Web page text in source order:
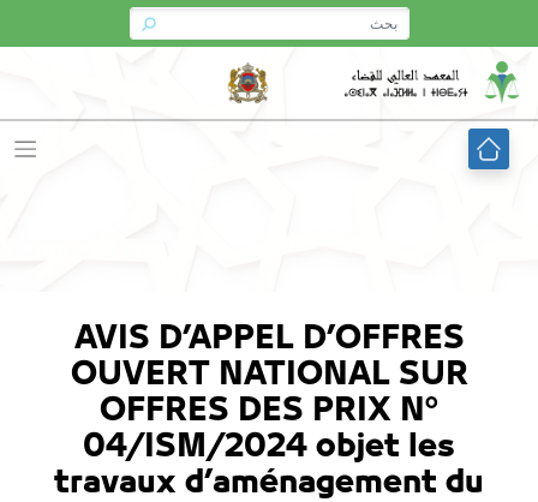
content
AVIS D’APPEL D’OFFRES
OUVERT NATIONAL SUR
OFFRES DES PRIX N°
04/ISM/2024 objet les
travaux d’aménagement du